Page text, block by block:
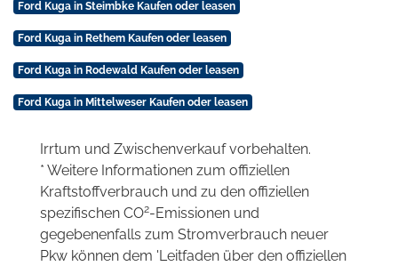
Ford Kuga in Steimbke Kaufen oder leasen
Ford Kuga in Rethem Kaufen oder leasen
Ford Kuga in Rodewald Kaufen oder leasen
Ford Kuga in Mittelweser Kaufen oder leasen
Irrtum und Zwischenverkauf vorbehalten.
* Weitere Informationen zum offiziellen
Kraftstoffverbrauch und zu den offiziellen
spezifischen CO2-Emissionen und
gegebenenfalls zum Stromverbrauch neuer
Pkw können dem 'Leitfaden über den offiziellen